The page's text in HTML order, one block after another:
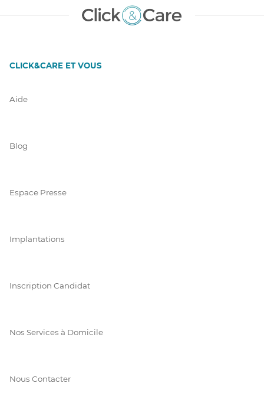
CLICK&CARE ET VOUS
Aide
Blog
Espace Presse
Implantations
Inscription Candidat
Nos Services à Domicile
Nous Contacter